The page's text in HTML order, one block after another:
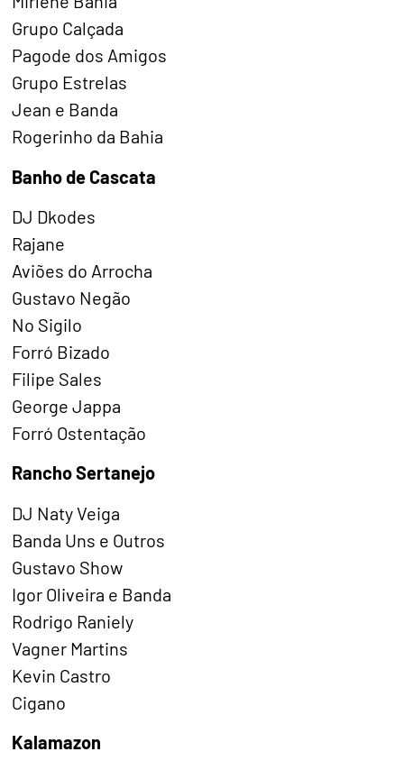
Grupo Calçada
Pagode dos Amigos
Grupo Estrelas
Jean e Banda
Rogerinho da Bahia
Banho de Cascata
DJ Dkodes
Rajane
Aviões do Arrocha
Gustavo Negão
No Sigilo
Forró Bizado
Filipe Sales
George Jappa
Forró Ostentação
Rancho Sertanejo
DJ Naty Veiga
Banda Uns e Outros
Gustavo Show
Igor Oliveira e Banda
Rodrigo Raniely
Vagner Martins
Kevin Castro
Cigano
Kalamazon